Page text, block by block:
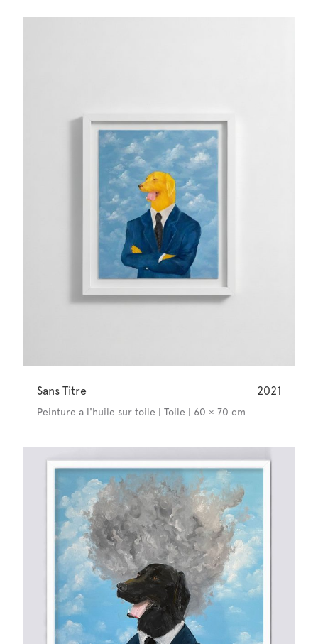
Sans Titre 2021
Peinture a l'huile sur toile | Toile | 60 × 70 cm